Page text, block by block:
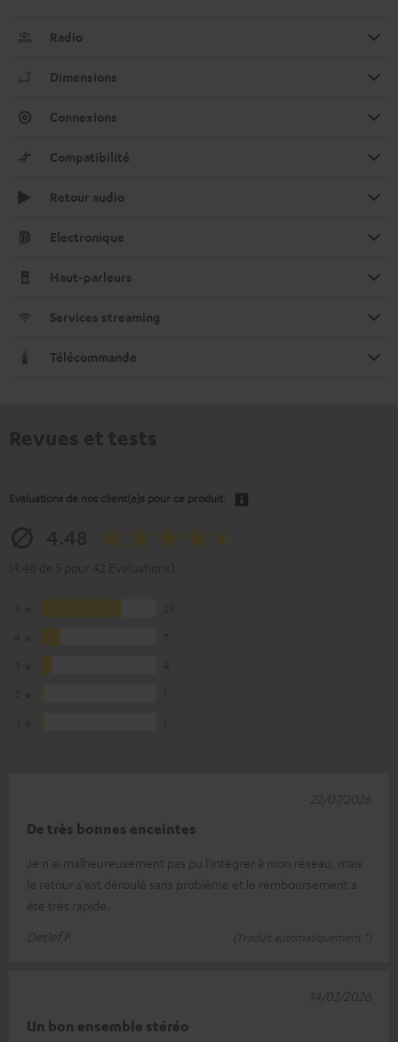
Radio
Dimensions
Connexions
Compatibilité
Retour audio
Electronique
Haut-parleurs
Services streaming
Télécommande
Evaluations de nos client(e)s pour ce produit.
De très bonnes enceintes
Je n'ai malheureusement pas pu l'intégrer à mon réseau, mais
le retour s'est déroulé sans problème et le remboursement a
été très rapide.
Detlef P.
(Traduit automatiquement *)
22/07/2026
Un bon ensemble stéréo
14/03/2026